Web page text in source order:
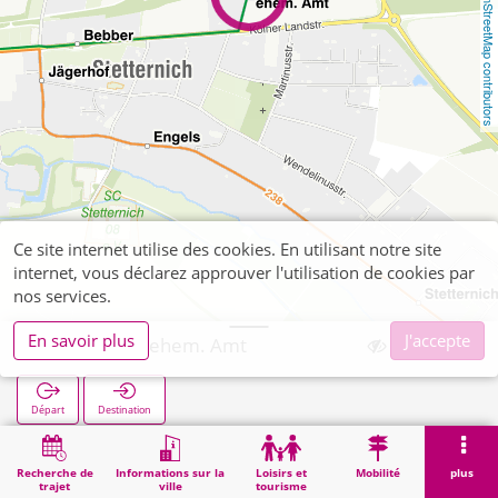
OpenStreetMap contributors
Recherche de
trajet
Informations sur la
ville
Loisirs et
tourisme
Mobilité plus
Stetternich ehem. Amt
Départ Destination
Démarrage Stetternich ehem. Amt
Ce site internet utilise des cookies. En utilisant notre site
internet, vous déclarez approuver l'utilisation de cookies par
nos services.
En savoir plus
J'accepte